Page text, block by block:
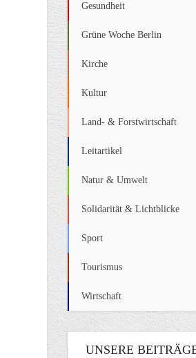
Gesundheit
Grüne Woche Berlin
Kirche
Kultur
Land- & Forstwirtschaft
Leitartikel
Natur & Umwelt
Solidarität & Lichtblicke
Sport
Tourismus
Wirtschaft
UNSERE